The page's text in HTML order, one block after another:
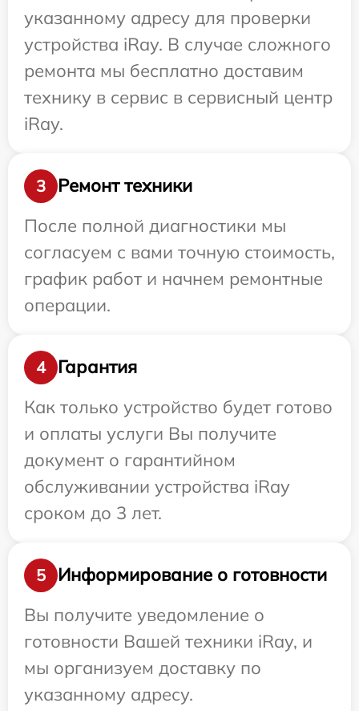
указанному адресу для проверки
устройства iRay. В случае сложного
ремонта мы бесплатно доставим
технику в сервис в сервисный центр
iRay.
3
Ремонт техники
После полной диагностики мы
согласуем с вами точную стоимость,
график работ и начнем ремонтные
операции.
4
Гарантия
Как только устройство будет готово
и оплаты услуги Вы получите
документ о гарантийном
обслуживании устройства iRay
сроком до 3 лет.
5
Информирование о готовности
Вы получите уведомление о
готовности Вашей техники iRay, и
мы организуем доставку по
указанному адресу.